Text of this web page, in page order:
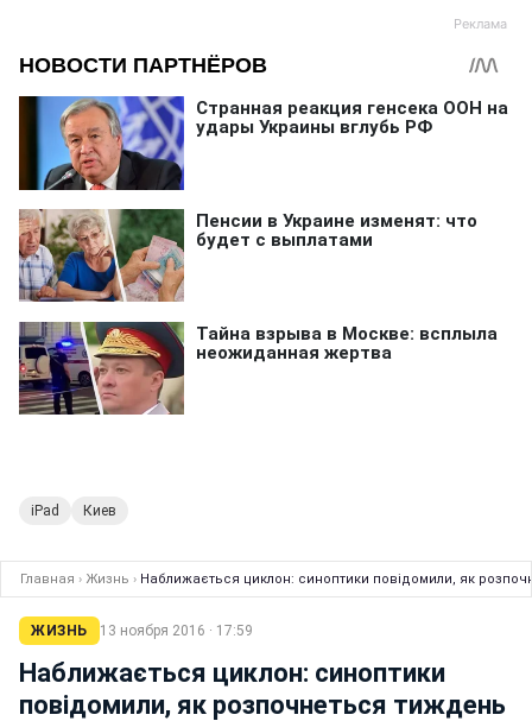
iPad Киев
Главная › Жизнь › Наближається циклон: синоптики повідомили, як
ЖИЗНЬ 13 ноября 2016 · 17:59
Наближається циклон: синоптики
повідомили, як розпочнеться тиждень